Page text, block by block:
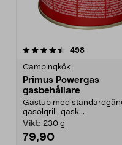
498recensioner
Campingkök
Primus Powergas
gasbehållare
Gastub med
gasolgrill, gask...
Vikt: 230 g
79,90
4.5 av 5 stjärnor